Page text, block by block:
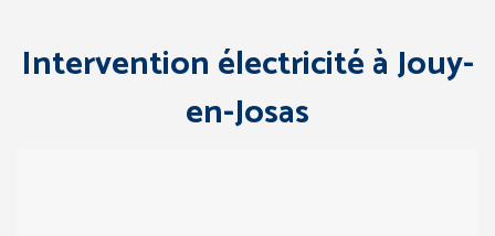
Intervention électricité à Jouy-
en-Josas